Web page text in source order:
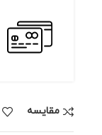
مقايسه